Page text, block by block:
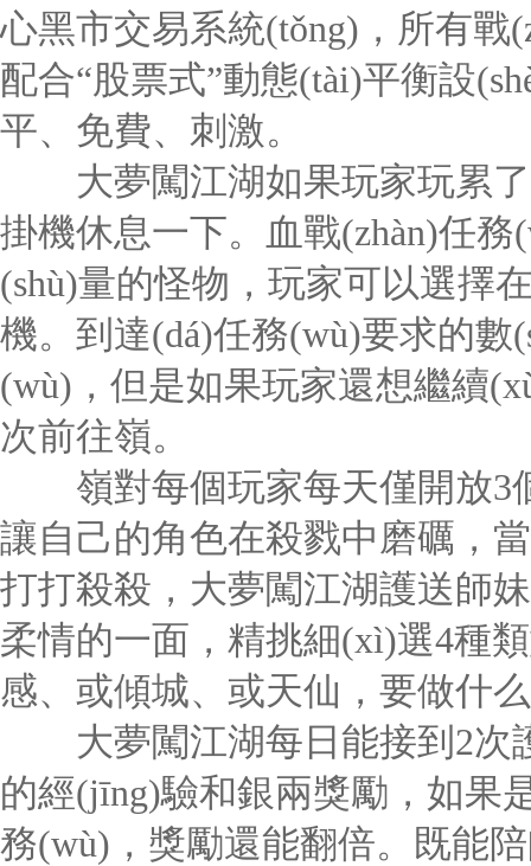
心黑市交易系統(tǒng)，所有戰
配合“股票式”動態(tài)平衡設
平、免費、刺激。
大夢闖江湖如果玩家玩累了
掛機休息一下。血戰(zhàn)任
(shù)量的怪物，玩家可以選擇
機。到達(dá)任務(wù)要求的
(wù)，但是如果玩家還想繼續
次前往嶺。
嶺對每個玩家每天僅開放3
讓自己的角色在殺戮中磨礪，
打打殺殺，大夢闖江湖護送師
柔情的一面，精挑細(xì)選4種
感、或傾城、或天仙，要做什
大夢闖江湖每日能接到2次
的經(jīng)驗和銀兩獎勵，如果
務(wù)，獎勵還能翻倍。既能